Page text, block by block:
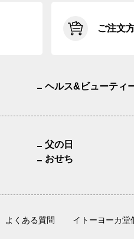
ご注文
ヘルス&ビューティ
父の日
おせち
よくある質問 イトーヨーカ堂